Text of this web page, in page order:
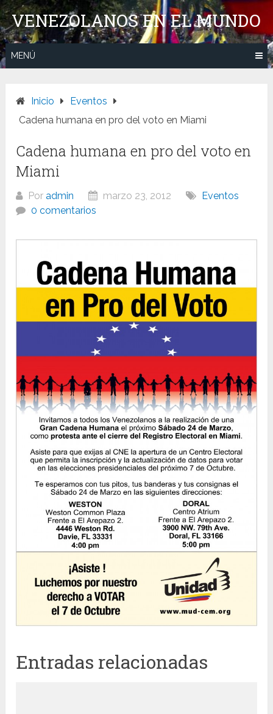
Saltar
al
contenido
VENEZOLANOS EN EL MUNDO
MENÚ
Inicio
Eventos
Cadena humana en pro del voto en Miami
Cadena humana en pro del voto en
Miami
Poradmin marzo 23, 2012
Eventos
0 comentarios
Entradas relacionadas